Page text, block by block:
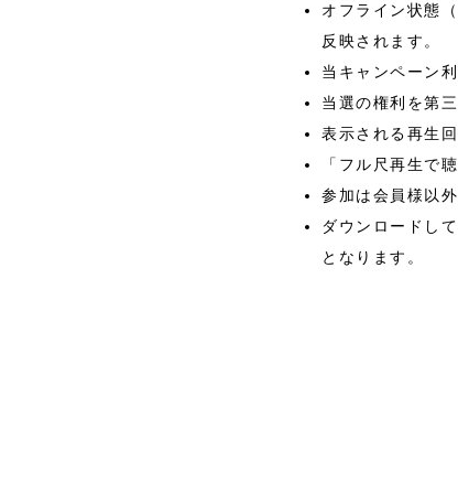
オフライン状態
反映されます。
当キャンペーン
当選の権利を第
表示される再生
「フル尺再生で
参加は会員様以
ダウンロードし
となります。